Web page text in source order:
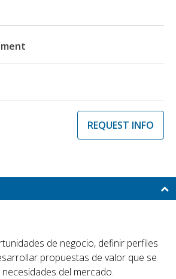
REQUEST INFO
de negocio, definir perfiles
propuestas de valor que se
del mercado.